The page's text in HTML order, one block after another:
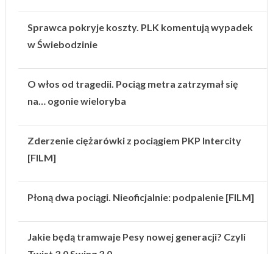
Sprawca pokryje koszty. PLK komentują wypadek
w Świebodzinie
O włos od tragedii. Pociąg metra zatrzymał się
na… ogonie wieloryba
Zderzenie ciężarówki z pociągiem PKP Intercity
[FILM]
Płoną dwa pociągi. Nieoficjalnie: podpalenie [FILM]
Jakie będą tramwaje Pesy nowej generacji? Czyli